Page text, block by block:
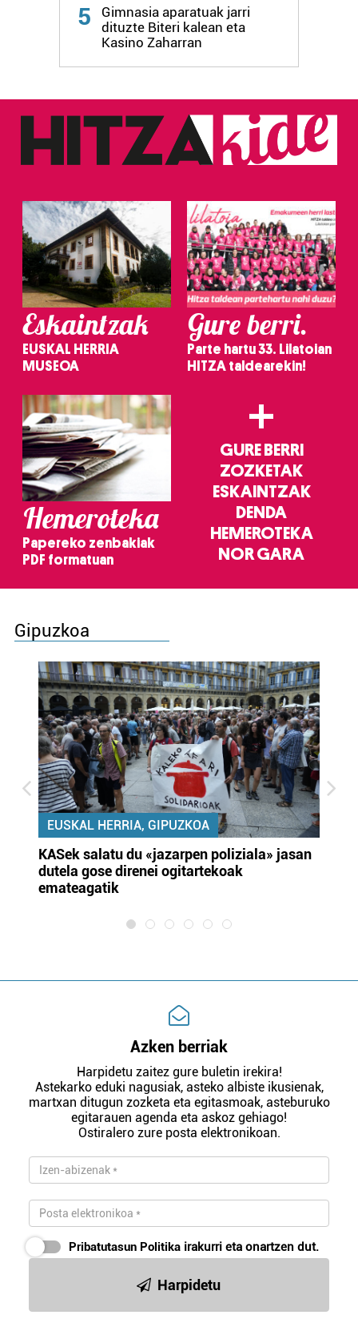
fitxategiak erabiltzen ditu. Zure esperientzia eta
zerbitzuak hobetzeko asmoz, cookie teknologiaz
irakurri
5
Gimnasia aparatuak jarri
dituzte Biteri kalean eta
Kasino Zaharran
Eskaintzak
EUSKAL HERRIA
MUSEOA
Gure berri.
Parte hartu 33. Lilatoian
HITZA taldearekin!
Hemeroteka
Papereko zenbakiak
PDF formatuan
+
GURE BERRI
ZOZKETAK
ESKAINTZAK
DENDA
HEMEROTEKA
NOR GARA
Gipuzkoa
EUSKAL HERRIA, GIPUZKOA
KASek salatu du «jazarpen poliziala» jasan
dutela gose direnei ogitartekoak
emateagatik
Azken berriak
Harpidetu zaitez gure buletin irekira!
Astekarko eduki nagusiak, asteko albiste ikusienak,
martxan ditugun zozketa eta egitasmoak, asteburuko
egitarauen agenda eta askoz gehiago!
Ostiralero zure posta elektronikoan.
Pribatutasun Politika irakurri eta onartzen dut.
Harpidetu